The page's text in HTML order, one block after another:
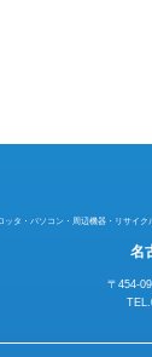
ッタ・パソコン・周辺機器・リサイク
名
〒454-